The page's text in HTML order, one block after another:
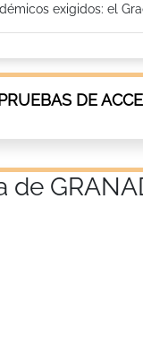
exigidos: el
DE
de